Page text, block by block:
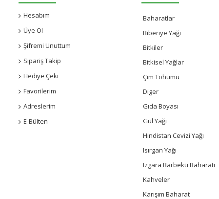
Hesabım
Üye Ol
Şifremi Unuttum
Sipariş Takip
Hediye Çeki
Favorilerim
Adreslerim
E-Bülten
Baharatlar
Biberiye Yağı
Bitkiler
Bitkisel Yağlar
Çim Tohumu
Diger
Gıda Boyası
Gül Yağı
Hindistan Cevizi Yağı
Isırgan Yağı
Izgara Barbekü Baharatı
Kahveler
Karışım Baharat